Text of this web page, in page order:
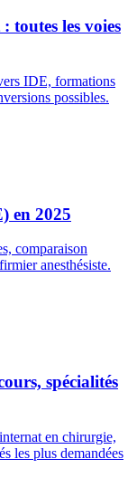
toutes les voies
IDE, formations
possibles.
en 2025
comparaison
anesthésiste.
spécialités
en chirurgie,
les plus demandées